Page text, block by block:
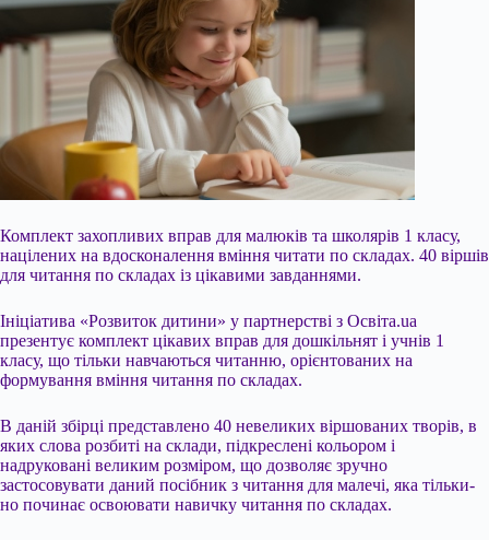
Комплект захопливих вправ для малюків та школярів 1 класу,
націлених на вдосконалення вміння читати по складах. 40 віршів
для читання по складах із цікавими завданнями.
Ініціатива «Розвиток дитини» у партнерстві з Освіта.ua
презентує комплект цікавих вправ для дошкільнят і учнів 1
класу, що тільки навчаються читанню, орієнтованих на
формування вміння читання по складах.
В даній збірці представлено 40 невеликих віршованих творів, в
яких слова розбиті на склади, підкреслені кольором і
надруковані великим розміром, що дозволяє зручно
застосовувати даний посібник з читання для малечі, яка тільки-
но починає освоювати навичку читання по складах.